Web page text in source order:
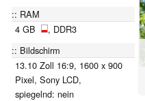
RAM
4 GB
, DDR3
Bildschirm
13.10 Zoll 16:9, 1600 x 900
Pixel, Sony LCD,
spiegelnd: nein